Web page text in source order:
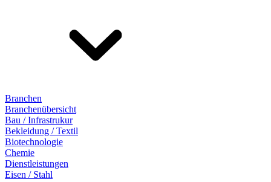
Branchen
Branchenübersicht
Bau / Infrastrukur
Bekleidung / Textil
Biotechnologie
Chemie
Dienstleistungen
Eisen / Stahl